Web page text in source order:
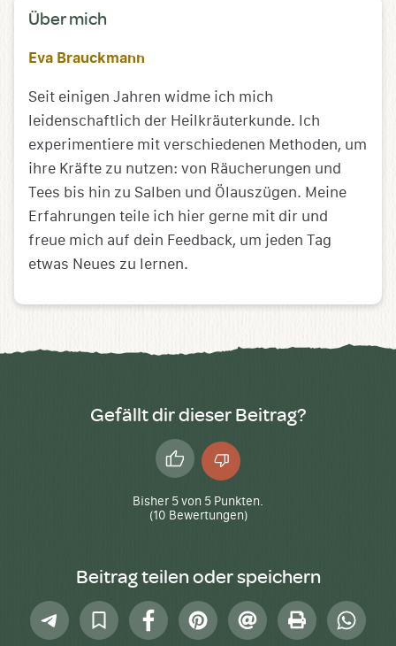
Über mich
Eva Brauckmann
Seit einigen Jahren widme ich mich
leidenschaftlich der Heilkräuterkunde. Ich
experimentiere mit verschiedenen Methoden, um
ihre Kräfte zu nutzen: von Räucherungen und
Tees bis hin zu Salben und Ölauszügen. Meine
Erfahrungen teile ich hier gerne mit dir und
freue mich auf dein Feedback, um jeden Tag
etwas Neues zu lernen.
Gefällt dir dieser Beitrag?
Daumen
hoch
Daumen
runter
Bisher 5von 5 Punkten.
(10 Bewertungen)
Beitrag teilen oder speichern
Telegram
In
Sammlung
FacebookPinterest
E-
Mail
Drucken